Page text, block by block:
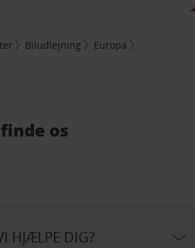
Biludlejning
Europa
os
HJÆLPE DIG?